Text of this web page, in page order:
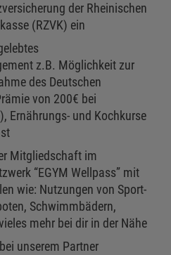
der Rheinischen
(RZVK) ein
z.B. Möglichkeit zur
des Deutschen
von 200€ bei
Ernährungs- und Kochkurse
Mitgliedschaft im
“EGYM Wellpass” mit
wie: Nutzungen von Sport-
Schwimmbädern,
mehr bei dir in der Nähe
unserem Partner